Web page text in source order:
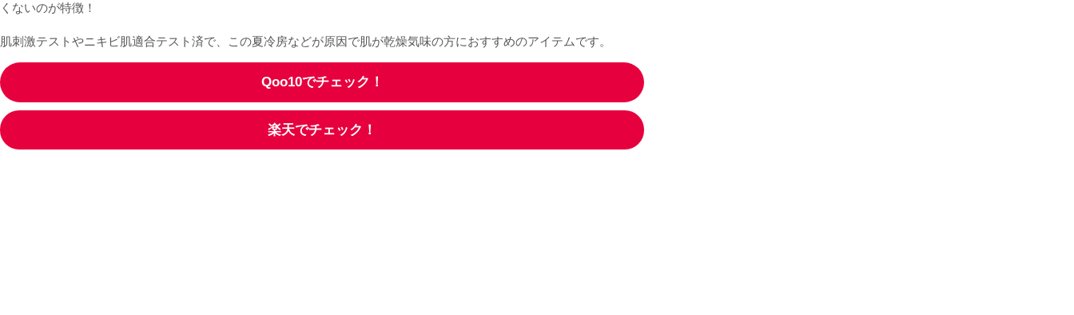
くないのが特徴！
肌刺激テストやニキビ肌適合テスト済で、この夏冷房などが原因で肌が乾燥気味の方におすすめのアイテムです。
Qoo10でチェック！
楽天でチェック！